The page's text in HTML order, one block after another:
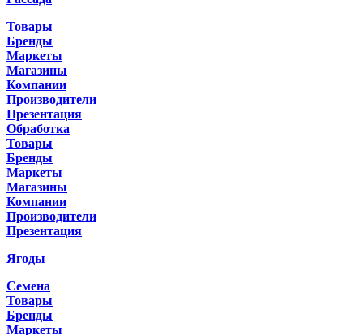
Товары
Бренды
Маркеты
Магазины
Компании
Производители
Презентация
Обработка
Товары
Бренды
Маркеты
Магазины
Компании
Производители
Презентация
Ягоды
Семена
Товары
Бренды
Маркеты